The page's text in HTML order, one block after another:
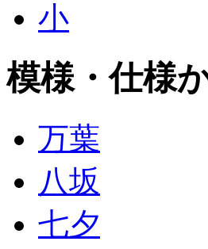
小
模様・仕様
万葉
八坂
七夕